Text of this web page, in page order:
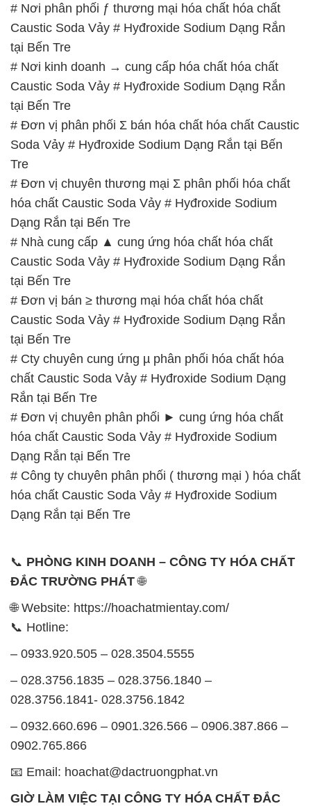
# Nơi phân phối ƒ thương mại hóa chất hóa chất
Caustic Soda Vảy # Hyđroxide Sodium Dạng Rắn
tại Bến Tre
# Nơi kinh doanh → cung cấp hóa chất hóa chất
Caustic Soda Vảy # Hyđroxide Sodium Dạng Rắn
tại Bến Tre
# Đơn vị phân phối Σ bán hóa chất hóa chất Caustic
Soda Vảy # Hyđroxide Sodium Dạng Rắn tại Bến
Tre
# Đơn vị chuyên thương mại Σ phân phối hóa chất
hóa chất Caustic Soda Vảy # Hyđroxide Sodium
Dạng Rắn tại Bến Tre
# Nhà cung cấp ▲ cung ứng hóa chất hóa chất
Caustic Soda Vảy # Hyđroxide Sodium Dạng Rắn
tại Bến Tre
# Đơn vị bán ≥ thương mại hóa chất hóa chất
Caustic Soda Vảy # Hyđroxide Sodium Dạng Rắn
tại Bến Tre
# Cty chuyên cung ứng µ phân phối hóa chất hóa
chất Caustic Soda Vảy # Hyđroxide Sodium Dạng
Rắn tại Bến Tre
# Đơn vị chuyên phân phối ► cung ứng hóa chất
hóa chất Caustic Soda Vảy # Hyđroxide Sodium
Dạng Rắn tại Bến Tre
# Công ty chuyên phân phối ( thương mại ) hóa chất
hóa chất Caustic Soda Vảy # Hyđroxide Sodium
Dạng Rắn tại Bến Tre
📞 PHÒNG KINH DOANH – CÔNG TY HÓA CHẤT
ĐẮC TRƯỜNG PHÁT🌐
🌐 Website: https://hoachatmientay.com/
📞 Hotline:
– 0933.920.505 – 028.3504.5555
– 028.3756.1835 – 028.3756.1840 –
028.3756.1841- 028.3756.1842
– 0932.660.696 – 0901.326.566 – 0906.387.866 –
0902.765.866
📧 Email: hoachat@dactruongphat.vn
GIỜ LÀM VIỆC TẠI CÔNG TY HÓA CHẤT ĐẮC